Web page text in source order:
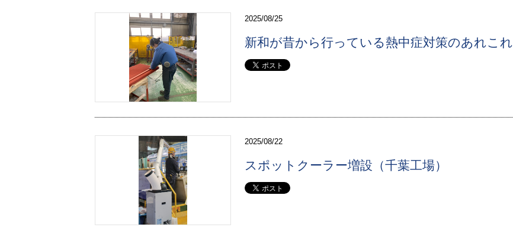
2025/08/25
新和が昔から行っている熱中症対策のあれこれ
2025/08/22
スポットクーラー増設（千葉工場）